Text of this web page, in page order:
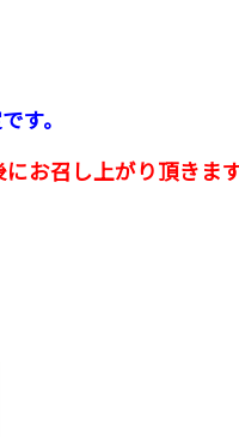
す。
お召し上がり頂きま